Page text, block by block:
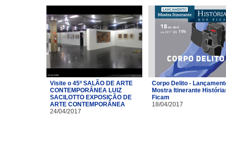
Visite o 45º SALÃO DE ARTE
CONTEMPORÂNEA LUIZ
SACILOTTO EXPOSIÇÃO DE
ARTE CONTEMPORÂNEA
24/04/2017
Corpo Delito -
Mostra Itinerante
Ficam
18/04/2017